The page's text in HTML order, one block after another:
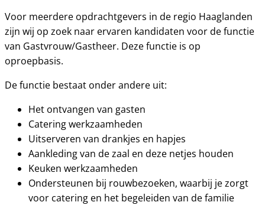
Voor meerdere opdrachtgevers in de regio Haaglanden
zijn wij op zoek naar ervaren kandidaten voor de functie
van Gastvrouw/Gastheer. Deze functie is op
oproepbasis.
De functie bestaat onder andere uit:
Het ontvangen van gasten
Catering werkzaamheden
Uitserveren van drankjes en hapjes
Aankleding van de zaal en deze netjes houden
Keuken werkzaamheden
Ondersteunen bij rouwbezoeken, waarbij je zorgt
voor catering en het begeleiden van de familie